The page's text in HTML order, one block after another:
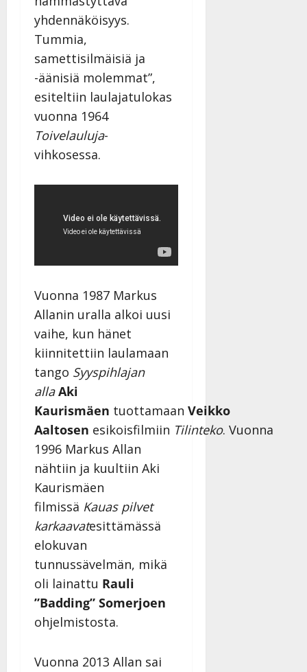
yhdennäköisyys.
Tummia,
samettisilmäisiä ja
-äänisiä molemmat”,
esiteltiin laulajatulokas
vuonna 1964
Toivelauluja-
vihkosessa.
Vuonna 1987 Markus
Allanin uralla alkoi uusi
vaihe, kun hänet
kiinnitettiin laulamaan
tango Syyspihlajan
allaAki
Kaurismäen tuottamaan Veikko
Aaltosen esikoisfilmiin Tilinteko. Vuonna
1996 Markus Allan
nähtiin ja kuultiin Aki
Kaurismäen
filmissä Kauas pilvet
karkaavatesittämässä
elokuvan
tunnussävelmän, mikä
oli lainattu Rauli
”Badding” Somerjoen
ohjelmistosta.
Vuonna 2013 Allan sai